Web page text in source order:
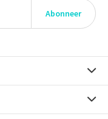
Abonneer